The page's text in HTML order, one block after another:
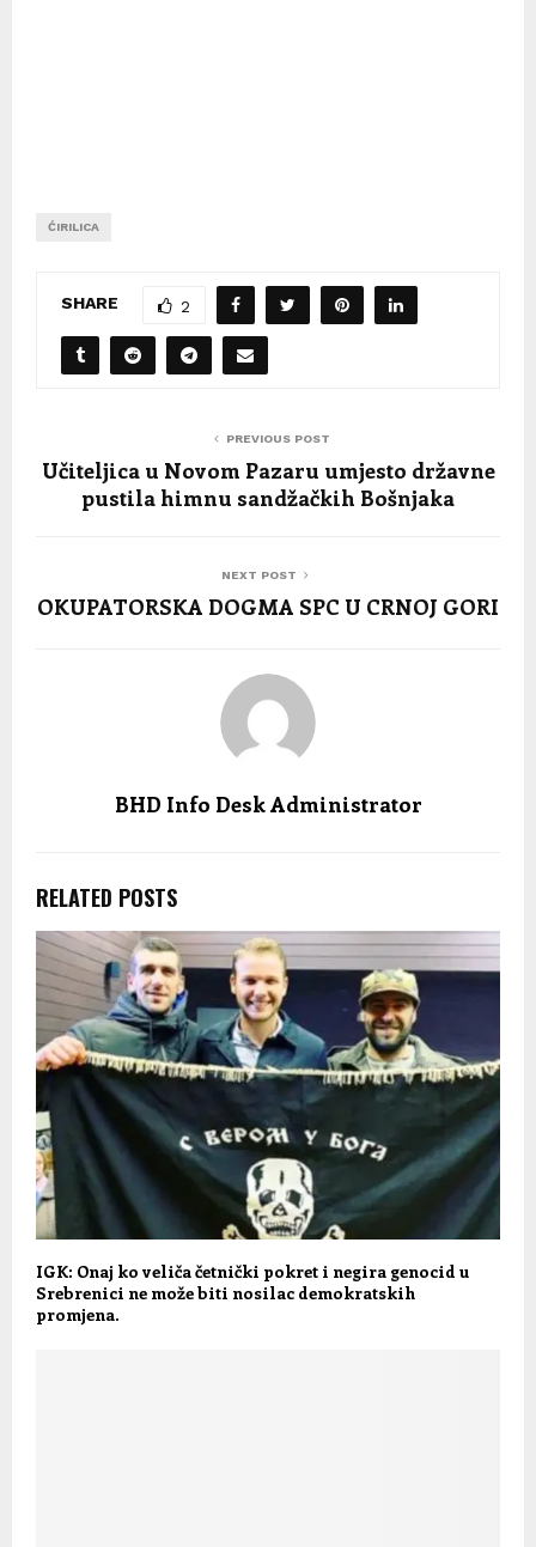
ĆIRILICA
SHARE 2
PREVIOUS POST
Učiteljica u Novom Pazaru umjesto državne
pustila himnu sandžačkih Bošnjaka
NEXT POST
OKUPATORSKA DOGMA SPC U CRNOJ GORI
BHD Info Desk Administrator
RELATED POSTS
IGK: Onaj ko veliča četnički pokret i negira genocid u
Srebrenici ne može biti nosilac demokratskih
promjena.